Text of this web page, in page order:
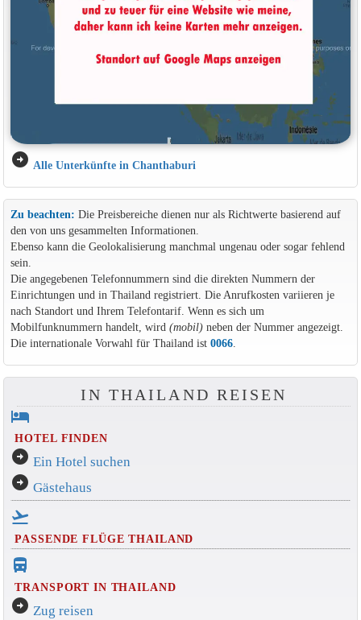
arrow_circle_right Alle Unterkünfte in Chanthaburi
Zu beachten: Die Preisbereiche dienen nur als Richtwerte basierend auf
den von uns gesammelten Informationen.
Ebenso kann die Geolokalisierung manchmal ungenau oder sogar fehlend
sein.
Die angegebenen Telefonnummern sind die direkten Nummern der
Einrichtungen und in Thailand registriert. Die Anrufkosten variieren je
nach Standort und Ihrem Telefontarif. Wenn es sich um
Mobilfunknummern handelt, wird (mobil)neben der Nummer angezeigt.
Die internationale Vorwahl für Thailand ist 0066.
IN THAILAND REISEN
hotel
HOTEL FINDEN
arrow_circle_right Ein Hotel suchen
arrow_circle_right Gästehaus
flight_takeoff
PASSENDE FLÜGE THAILAND
directions_bus_filled
TRANSPORT IN THAILAND
arrow_circle_right Zug reisen